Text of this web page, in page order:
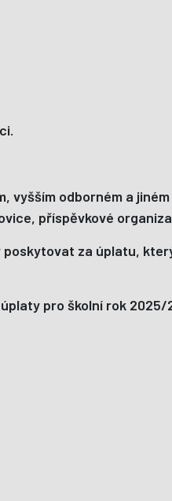
vyšším odborném a
příspěvkové
za úplatu,
pro školní rok